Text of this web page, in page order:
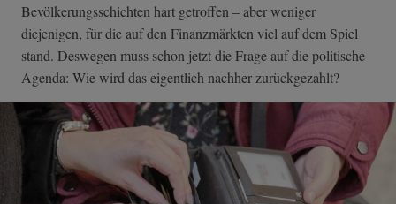
Bevölkerungsschichten hart getroffen – aber weniger
diejenigen, für die auf den Finanzmärkten viel auf dem Spiel
stand. Deswegen muss schon jetzt die Frage auf die politische
Agenda: Wie wird das eigentlich nachher zurückgezahlt?